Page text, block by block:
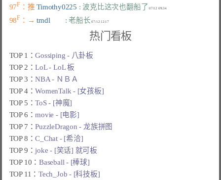
97F ：推 Timothy0225 : 波克比这次也翻船了 07/12 09:34
98F ：→ tmdl : 老船长
热门看板
TOP 1：Gossiping - 八卦板
TOP 2：LoL - LoL 板
TOP 3：NBA - ＮＢＡ
TOP 4：WomenTalk - [女孩板]
TOP 5：ToS - [神魔]
TOP 6：movie - [电影]
TOP 7：PuzzleDragon - 龙族拼图
TOP 8：C_Chat - [希洽]
TOP 9：joke - [笑话] 就可板
TOP 10：Baseball - [棒球]
TOP 11：Tech_Job - [科技板]